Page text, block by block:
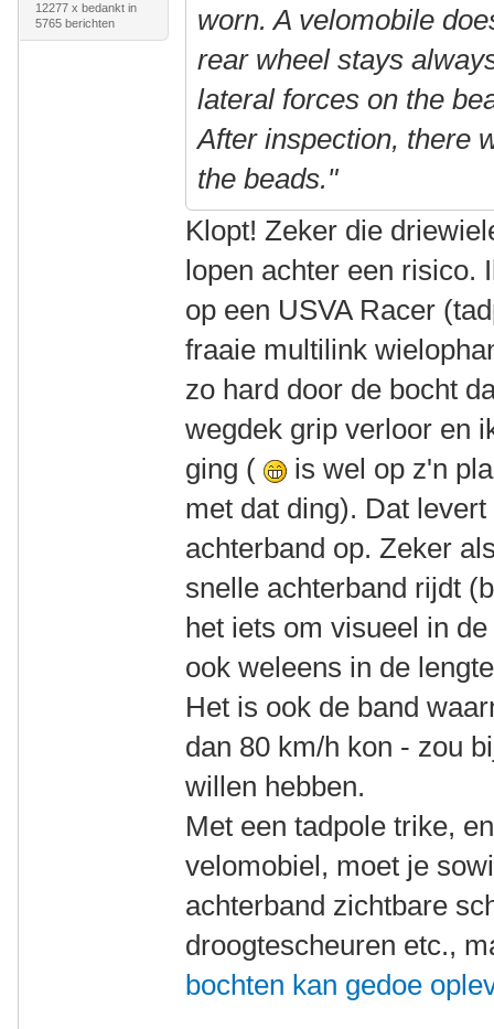
12277 x bedankt in
5765 berichten
worn. A velomobile
rear wheel stays
lateral forces on the
After inspection, there
the beads."
Klopt! Zeker die
lopen achter een risico.
op een USVA Racer
fraaie multilink
zo hard door de bocht
wegdek grip verloor en
ging (
is wel op z'n
met dat ding). Dat
achterband op. Zeker
snelle achterband rijdt
het iets om visueel in
ook weleens in de
Het is ook de band
dan 80 km/h kon - zou
willen hebben.
Met een tadpole trike,
velomobiel, moet je
achterband zichtbare
droogtescheuren etc.,
bochten kan gedoe